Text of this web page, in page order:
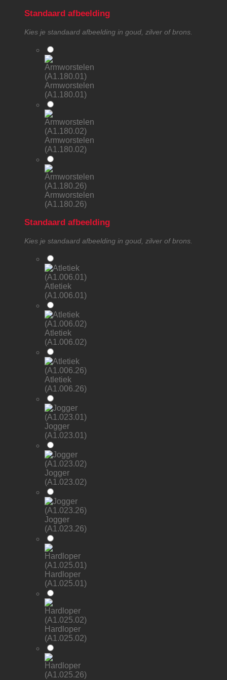
Standaard afbeelding
Kies je standaard afbeelding in goud, zilver of brons.
Armworstelen
(A1.180.01)
Armworstelen
(A1.180.02)
Armworstelen
(A1.180.26)
Standaard afbeelding
Kies je standaard afbeelding in goud, zilver of brons.
Atletiek
(A1.006.01)
Atletiek
(A1.006.02)
Atletiek
(A1.006.26)
Jogger
(A1.023.01)
Jogger
(A1.023.02)
Jogger
(A1.023.26)
Hardloper
(A1.025.01)
Hardloper
(A1.025.02)